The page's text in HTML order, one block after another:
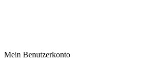
Mein Benutzerkonto